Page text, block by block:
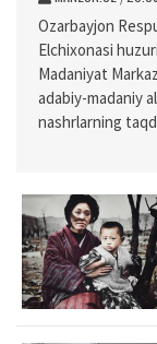
Ozarbayjon
Elchixonasi
Madaniyat
adabiy-madaniy
nashrlarning